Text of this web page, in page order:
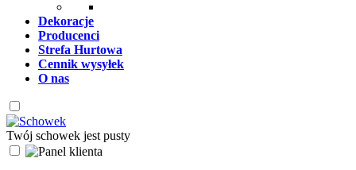
Dekoracje
Producenci
Strefa Hurtowa
Cennik wysyłek
O nas
Twój schowek jest pusty